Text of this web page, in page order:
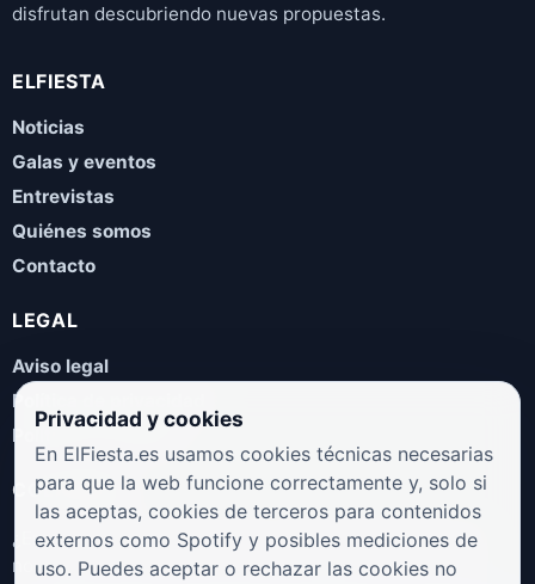
disfrutan descubriendo nuevas propuestas.
ELFIESTA
Noticias
Galas y eventos
Entrevistas
Quiénes somos
Contacto
LEGAL
Aviso legal
Política de privacidad
Política de cookies
COLABORA
¿Eres artista, manager, sello o promotor? Envíanos tus
novedades, galas, entrevistas o propuestas musicales.
Privacidad y cookies
En ElFiesta.es usamos cookies técnicas necesarias
para que la web funcione correctamente y, solo si
las aceptas, cookies de terceros para contenidos
externos como Spotify y posibles mediciones de
uso. Puedes aceptar o rechazar las cookies no